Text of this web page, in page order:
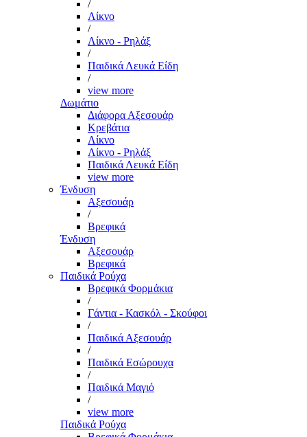
/
Λίκνο
/
Λίκνο - Ρηλάξ
/
Παιδικά Λευκά Είδη
/
view more
Δωμάτιο
Διάφορα Αξεσουάρ
Κρεβάτια
Λίκνο
Λίκνο - Ρηλάξ
Παιδικά Λευκά Είδη
view more
Ένδυση
Αξεσουάρ
/
Βρεφικά
Ένδυση
Αξεσουάρ
Βρεφικά
Παιδικά Ρούχα
Βρεφικά Φορμάκια
/
Γάντια - Κασκόλ - Σκούφοι
/
Παιδικά Αξεσουάρ
/
Παιδικά Εσώρουχα
/
Παιδικά Μαγιό
/
view more
Παιδικά Ρούχα